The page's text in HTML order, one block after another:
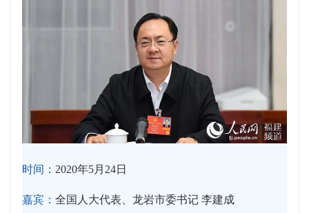
时间： 2020年5月24日
嘉宾： 全国人大代表、龙岩市委书记 李建成